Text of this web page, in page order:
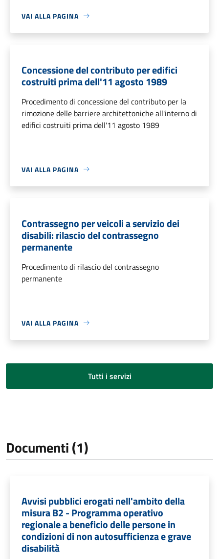
VAI ALLA PAGINA
Concessione del contributo per edifici
costruiti prima dell'11 agosto 1989
Procedimento di concessione del contributo per la
rimozione delle barriere architettoniche all'interno di
edifici costruiti prima dell'11 agosto 1989
VAI ALLA PAGINA
Contrassegno per veicoli a servizio dei
disabili: rilascio del contrassegno
permanente
Procedimento di rilascio del contrassegno
permanente
VAI ALLA PAGINA
Tutti i servizi
Documenti (1)
Avvisi pubblici erogati nell'ambito della
misura B2 - Programma operativo
regionale a beneficio delle persone in
condizioni di non autosufficienza e grave
disabilità